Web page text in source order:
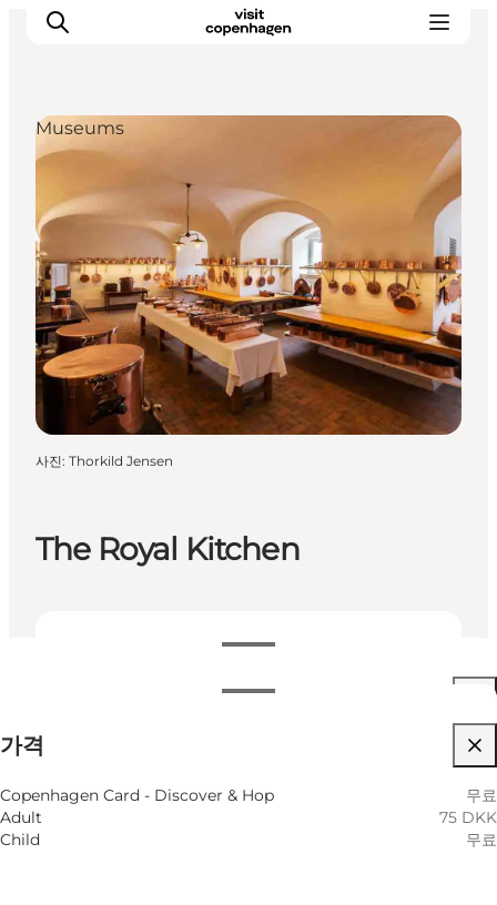
관광 및 체험
음식과 음료
The Royal Kitchen
월별 필터링
목요일
7 8월
금요일
10:00 AM–05:00 PM
가격
Copenhagen Card - Discover & Hop
무료
Adult
75 DKK
Child
무료
웹사이트 방문
Museums
사진: Thorkild Jensen